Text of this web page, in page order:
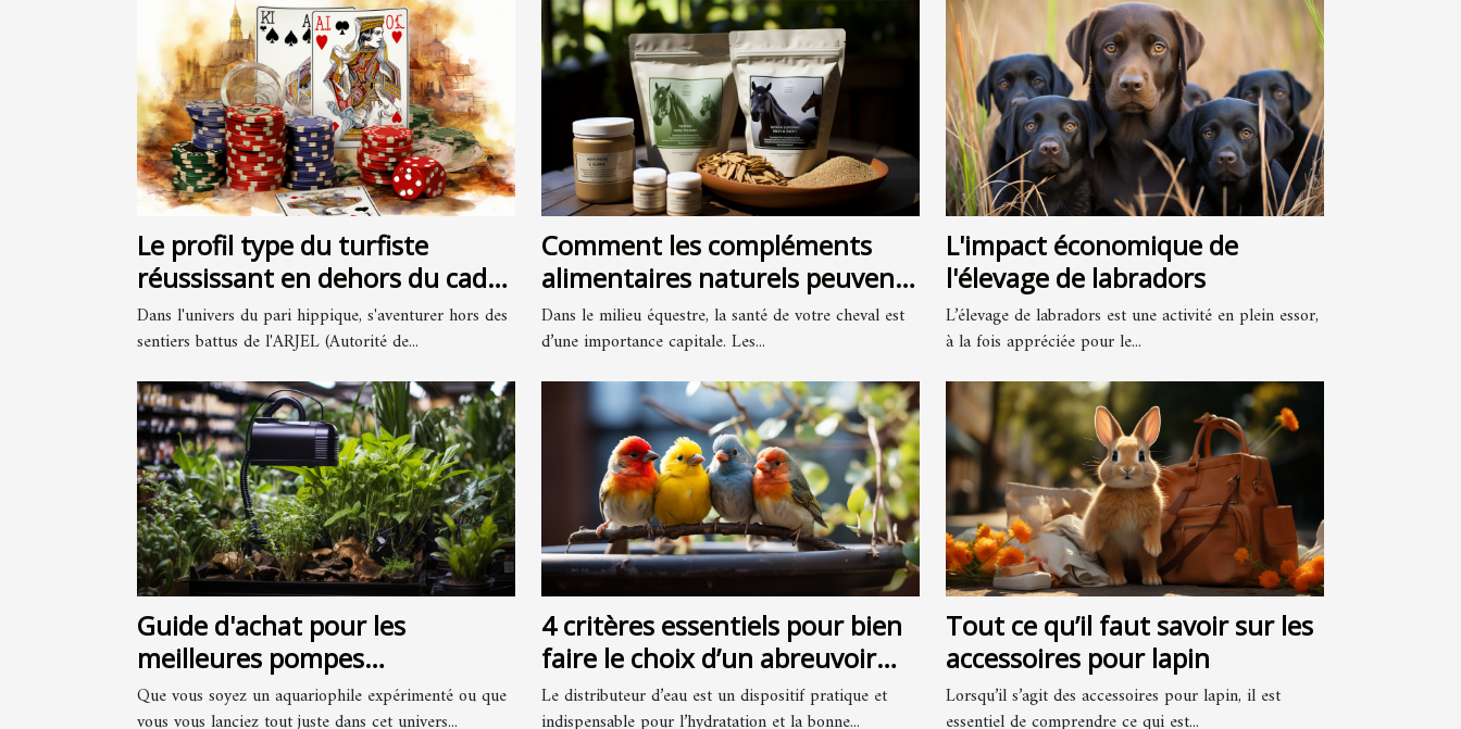
Le profil type du turfiste
réussissant en dehors du cadre
ARJEL
Dans l'univers du pari hippique, s'aventurer hors des
sentiers battus de l'ARJEL (Autorité de...
Comment les compléments
alimentaires naturels peuvent
améliorer la santé de votre
cheval
Dans le milieu équestre, la santé de votre cheval est
d’une importance capitale. Les...
L'impact économique de
l'élevage de labradors
L’élevage de labradors est une activité en plein essor,
à la fois appréciée pour le...
Guide d'achat pour les
meilleures pompes
d'aquariums
Que vous soyez un aquariophile expérimenté ou que
vous vous lanciez tout juste dans cet univers...
4 critères essentiels pour bien
faire le choix d’un abreuvoir
pour oiseaux
Le distributeur d’eau est un dispositif pratique et
indispensable pour l’hydratation et la bonne...
Tout ce qu’il faut savoir sur les
accessoires pour lapin
Lorsqu’il s’agit des accessoires pour lapin, il est
essentiel de comprendre ce qui est...